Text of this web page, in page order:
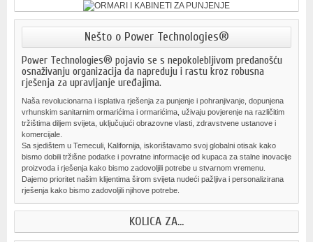
Nešto o Power Technologies®
Power Technologies® pojavio se s nepokolebljivom predanošću
osnaživanju organizacija da napreduju i rastu kroz robusna
rješenja za upravljanje uređajima.
Naša revolucionarna i isplativa rješenja za punjenje i pohranjivanje, dopunjena
vrhunskim sanitarnim ormarićima i ormarićima, uživaju povjerenje na različitim
tržištima diljem svijeta, uključujući obrazovne vlasti, zdravstvene ustanove i
komercijale.
Sa sjedištem u Temeculi, Kalifornija, iskorištavamo svoj globalni otisak kako
bismo dobili tržišne podatke i povratne informacije od kupaca za stalne inovacije
proizvoda i rješenja kako bismo zadovoljili potrebe u stvarnom vremenu.
Dajemo prioritet našim klijentima širom svijeta nudeći pažljiva i personalizirana
rješenja kako bismo zadovoljili njihove potrebe.
KOLICA ZA...